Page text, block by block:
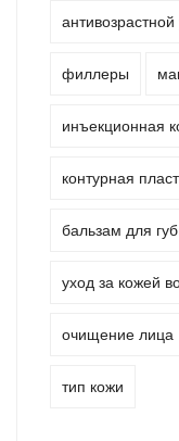
филлеры
инъекционная
контурная
бальзам для губ
уход за кожей
очищение лица
тип кожи